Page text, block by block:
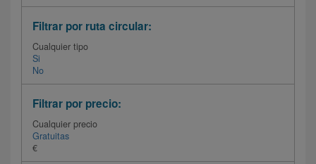
Filtrar por ruta circular:
Cualquier tipo
Si
No
Filtrar por precio:
Cualquier precio
Gratuitas
€